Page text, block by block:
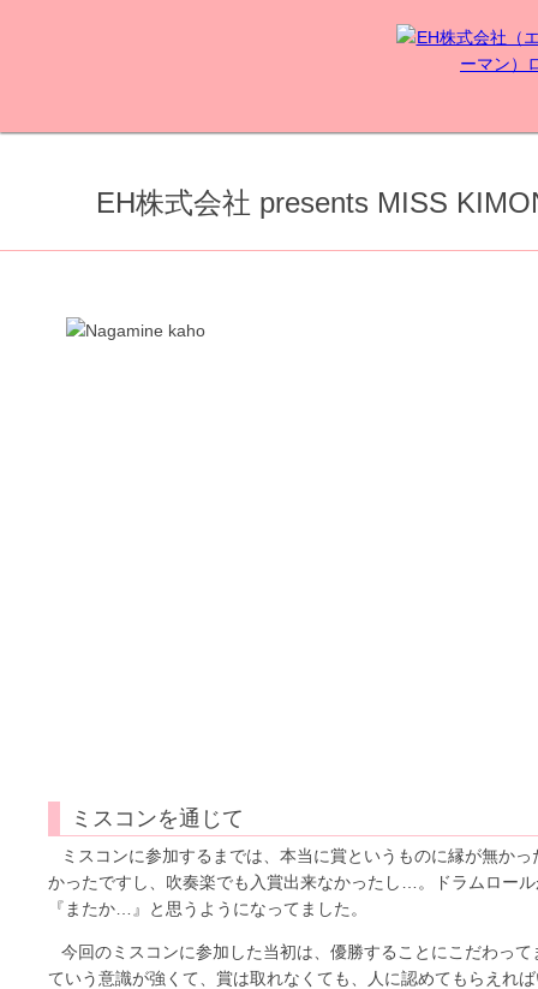
EH株式会社 presents MISS
ミスコンを通じて
ミスコンに参加するまでは、本当に賞というものに縁が無か
かったですし、吹奏楽でも入賞出来なかったし…。ドラムロー
『またか…』と思うようになってました。
今回のミスコンに参加した当初は、優勝することにこだわっ
ていう意識が強くて、賞は取れなくても、人に認めてもらえれ